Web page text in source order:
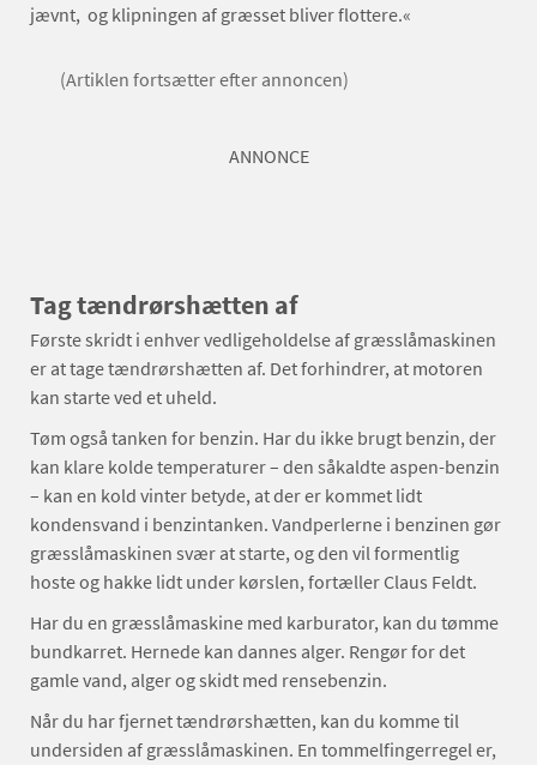
jævnt, og klipningen af græsset bliver flottere.«
(Artiklen fortsætter efter annoncen)
ANNONCE
Tag tændrørshætten af
Første skridt i enhver vedligeholdelse af græsslåmaskinen
er at tage tændrørshætten af. Det forhindrer, at motoren
kan starte ved et uheld.
Tøm også tanken for benzin. Har du ikke brugt benzin, der
kan klare kolde temperaturer – den såkaldte aspen-benzin
– kan en kold vinter betyde, at der er kommet lidt
kondensvand i benzintanken. Vandperlerne i benzinen gør
græsslåmaskinen svær at starte, og den vil formentlig
hoste og hakke lidt under kørslen, fortæller Claus Feldt.
Har du en græsslåmaskine med karburator, kan du tømme
bundkarret. Hernede kan dannes alger. Rengør for det
gamle vand, alger og skidt med rensebenzin.
Når du har fjernet tændrørshætten, kan du komme til
undersiden af græsslåmaskinen. En tommelfingerregel er,